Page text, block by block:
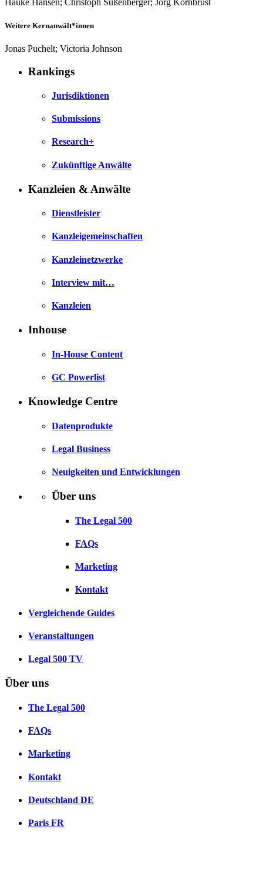
Hauke Hansen; Christoph Süßenberger; Jörg Kornbrust
Weitere Kernanwält*innen
Jonas Puchelt; Victoria Johnson
Rankings
Jurisdiktionen
Submissions
Research+
Zukünftige Anwälte
Kanzleien & Anwälte
Dienstleister
Kanzleigemeinschaften
Kanzleinetzwerke
Interview mit…
Kanzleien
Inhouse
In-House Content
GC Powerlist
Knowledge Centre
Datenprodukte
Legal Business
Neuigkeiten und Entwicklungen
Über uns
The Legal 500
FAQs
Marketing
Kontakt
Vergleichende Guides
Veranstaltungen
Legal 500 TV
Über uns
The Legal 500
FAQs
Marketing
Kontakt
Deutschland DE
Paris FR